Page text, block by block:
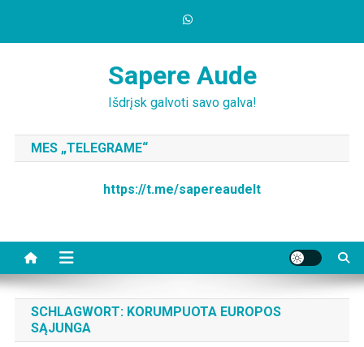
Sapere Aude
Išdrįsk galvoti savo galva!
MES „TELEGRAME“
https://t.me/sapereaudelt
SCHLAGWORT: KORUMPUOTA EUROPOS
SĄJUNGA